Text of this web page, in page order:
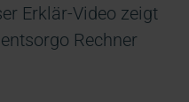
Erklär-Video zeigt
Rechner